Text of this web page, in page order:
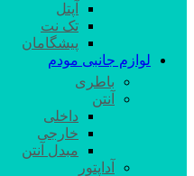
آپتل
تک نت
پیشگامان
لوازم جانبی مودم
باطری
آنتن
داخلی
خارجی
مبدل آنتن
آداپتور